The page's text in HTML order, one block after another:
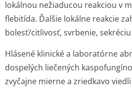
lokálnou nežiaducou reakciou v
flebitída. Ďalšie lokálne reakcie
bolesť/citlivosť, svrbenie,
Hlásené klinické a laboratórne
dospelých liečených
zvyčajne mierne a zriedkavo